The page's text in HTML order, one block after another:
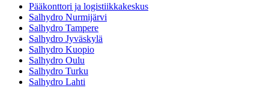
Pääkonttori ja logistiikkakeskus
Salhydro Nurmijärvi
Salhydro Tampere
Salhydro Jyväskylä
Salhydro Kuopio
Salhydro Oulu
Salhydro Turku
Salhydro Lahti